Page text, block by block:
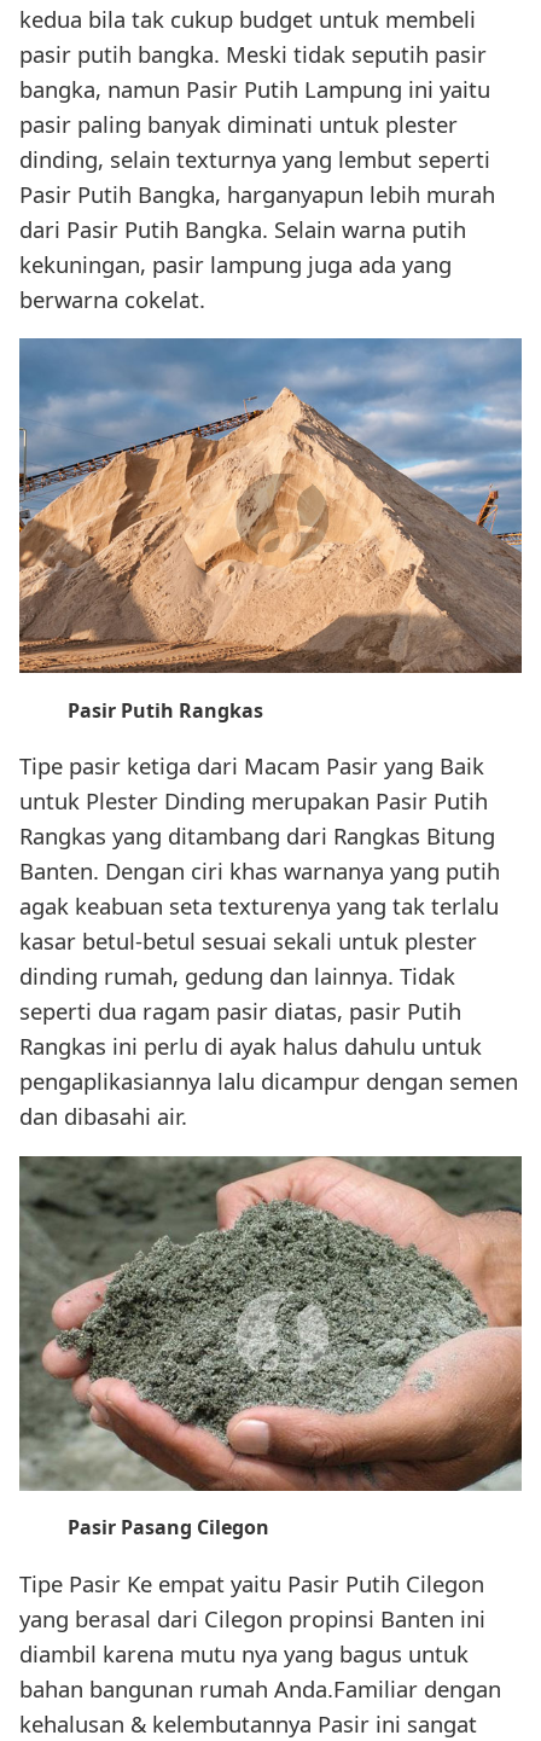
kedua bila tak cukup budget untuk membeli
pasir putih bangka. Meski tidak seputih pasir
bangka, namun Pasir Putih Lampung ini yaitu
pasir paling banyak diminati untuk plester
dinding, selain texturnya yang lembut seperti
Pasir Putih Bangka, harganyapun lebih murah
dari Pasir Putih Bangka. Selain warna putih
kekuningan, pasir lampung juga ada yang
berwarna cokelat.
Pasir Putih Rangkas
Tipe pasir ketiga dari Macam Pasir yang Baik
untuk Plester Dinding merupakan Pasir Putih
Rangkas yang ditambang dari Rangkas Bitung
Banten. Dengan ciri khas warnanya yang putih
agak keabuan seta texturenya yang tak terlalu
kasar betul-betul sesuai sekali untuk plester
dinding rumah, gedung dan lainnya. Tidak
seperti dua ragam pasir diatas, pasir Putih
Rangkas ini perlu di ayak halus dahulu untuk
pengaplikasiannya lalu dicampur dengan semen
dan dibasahi air.
Pasir Pasang Cilegon
Tipe Pasir Ke empat yaitu Pasir Putih Cilegon
yang berasal dari Cilegon propinsi Banten ini
diambil karena mutu nya yang bagus untuk
bahan bangunan rumah Anda.Familiar dengan
kehalusan & kelembutannya Pasir ini sangat